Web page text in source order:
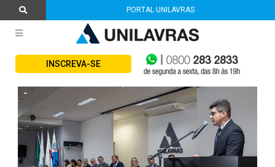
PORTAL UNILAVRAS
INSCREVA-SE